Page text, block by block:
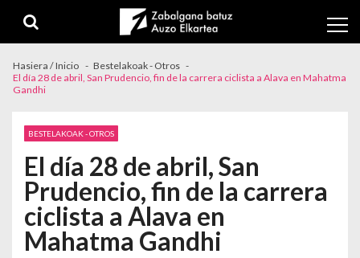
Hasiera / Inicio
Bestelakoak - Otros
El día 28 de abril, San Prudencio, fin de la carrera ciclista a Alava en Mahatma
Gandhi
BESTELAKOAK - OTROS
El día 28 de abril, San
Prudencio, fin de la carrera
ciclista a Alava en
Mahatma Gandhi